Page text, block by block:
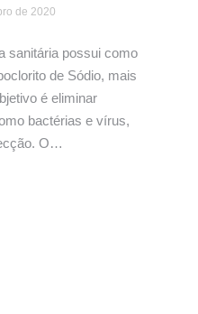
de 2020
sanitária possui como
de Sódio, mais
é eliminar
bactérias e vírus,
O…